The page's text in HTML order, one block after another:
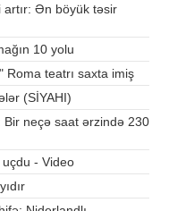
artır: Ən böyük təsir
10 yolu
Roma teatrı saxta imiş
(SİYAHI)
neçə saat ərzində 230
uçdu - Video